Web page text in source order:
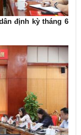
định kỳ tháng 6